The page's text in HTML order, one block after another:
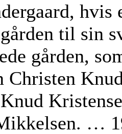
hvis
til sin
gården,
Christen
…